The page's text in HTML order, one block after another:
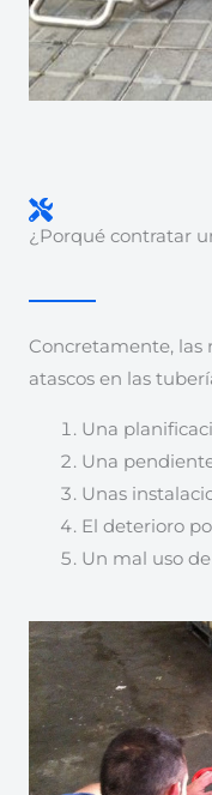
¿Porqué contratar
Concretamente, las
atascos en las
Una
Una
Unas
El deterioro
Un mal uso